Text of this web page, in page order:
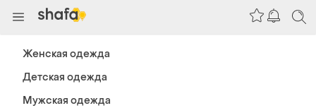
Женская одежда
Детская одежда
Мужская одежда